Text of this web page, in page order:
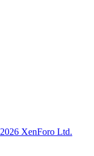
XenForo Ltd.